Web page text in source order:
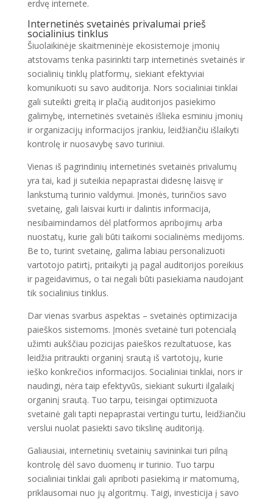
erdvę internete.
Internetinės svetainės privalumai prieš
socialinius tinklus
Šiuolaikinėje skaitmeninėje ekosistemoje įmonių
atstovams tenka pasirinkti tarp internetinės svetainės ir
socialinių tinklų platformų, siekiant efektyviai
komunikuoti su savo auditorija. Nors socialiniai tinklai
gali suteikti greitą ir plačią auditorijos pasiekimo
galimybę, internetinės svetainės išlieka esminiu įmonių
ir organizacijų informacijos įrankiu, leidžiančiu išlaikyti
kontrolę ir nuosavybę savo turiniui.
Vienas iš pagrindinių internetinės svetainės privalumų
yra tai, kad ji suteikia nepaprastai didesnę laisvę ir
lankstumą turinio valdymui. Įmonės, turinčios savo
svetainę, gali laisvai kurti ir dalintis informacija,
nesibaimindamos dėl platformos apribojimų arba
nuostatų, kurie gali būti taikomi socialinėms medijoms.
Be to, turint svetainę, galima labiau personalizuoti
vartotojo patirtį, pritaikyti ją pagal auditorijos poreikius
ir pageidavimus, o tai negali būti pasiekiama naudojant
tik socialinius tinklus.
Dar vienas svarbus aspektas – svetainės optimizacija
paieškos sistemoms. Įmonės svetainė turi potencialą
užimti aukščiau pozicijas paieškos rezultatuose, kas
leidžia pritraukti organinį srautą iš vartotojų, kurie
ieško konkrečios informacijos. Socialiniai tinklai, nors ir
naudingi, nėra taip efektyvūs, siekiant sukurti ilgalaikį
organinį srautą. Tuo tarpu, teisingai optimizuota
svetainė gali tapti nepaprastai vertingu turtu, leidžiančiu
verslui nuolat pasiekti savo tikslinę auditoriją.
Galiausiai, internetinių svetainių savininkai turi pilną
kontrolę dėl savo duomenų ir turinio. Tuo tarpu
socialiniai tinklai gali apriboti pasiekimą ir matomumą,
priklausomai nuo jų algoritmų. Taigi, investicija į savo